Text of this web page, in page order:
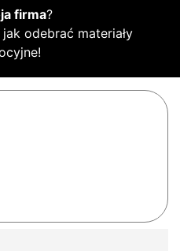
firma?
odebrać materiały